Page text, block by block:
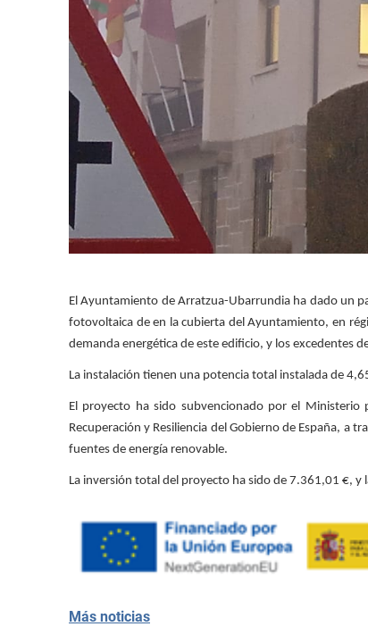
El Ayuntamiento de Arratzua-Ubarrundia ha dado un
fotovoltaica de en la cubierta del Ayuntamiento, en
demanda energética de este edificio, y los excedentes
La instalación tienen una potencia total instalada de
El proyecto ha sido subvencionado por el Ministerio
Recuperación y Resiliencia del Gobierno de España, a
fuentes de energía renovable.
La inversión total del proyecto ha sido de 7.361,01 €, y
Más noticias